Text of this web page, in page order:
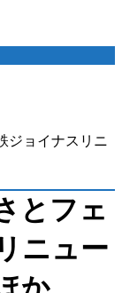
ジョイナスリニ
とフェ
ニュー